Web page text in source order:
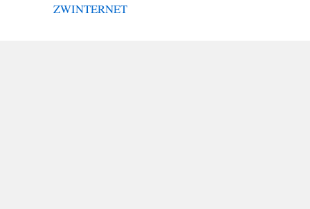
ZWINTERNET